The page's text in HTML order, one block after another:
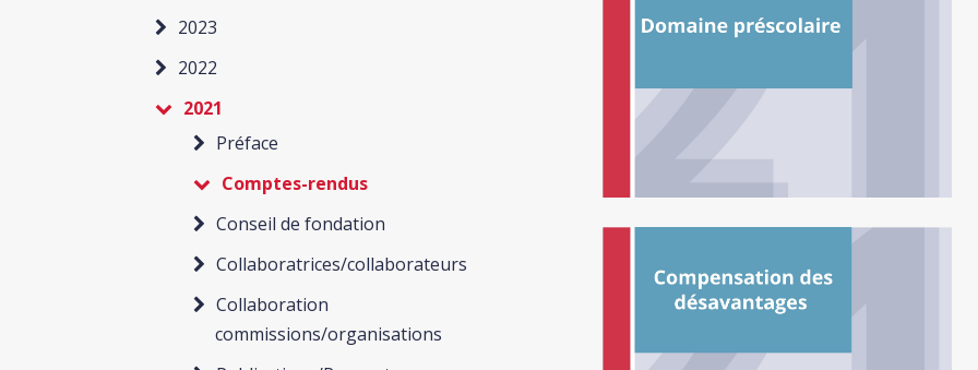
2023
2022
2021
Préface
Comptes-rendus
Conseil de fondation
Collaboratrices/collaborateurs
Collaboration
commissions/organisations